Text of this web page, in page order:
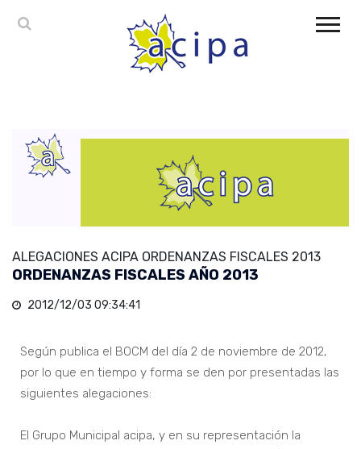
ALEGACIONES ACIPA ORDENANZAS FISCALES 2013
ORDENANZAS FISCALES AÑO 2013
2012/12/03 09:34:41
Según publica el BOCM del día 2 de noviembre de 2012,
por lo que en tiempo y forma se den por presentadas las
siguientes alegaciones:
El Grupo Municipal acipa, y en su representación la